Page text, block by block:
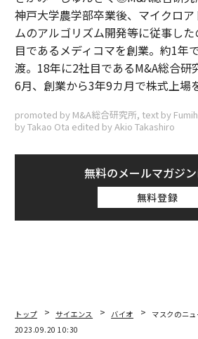
神戸大学農学部卒業後、マイクロ
ムのアルゴリズム開発等に従事し
目であるメディコマを創業。約1年
渡。18年に2社目であるM&A総合研
6月、創業から3年9カ月で株式上場
promoted by M&A総合研究所, text by
by Takao Ota edited by Akio Takashiro
無料のメールマガジ
無料登録
トップ サイエンス バイオ
マスクのニ
2023.09.20 10:30